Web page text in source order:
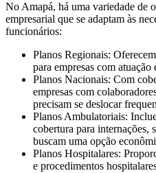
No Amapá, há uma variedade de
empresarial que se adaptam às
funcionários:
Planos Regionais:
para empresas com
Planos Nacionais: Com
empresas com
precisam se deslocar
Planos Ambulatoriais:
cobertura para internações,
buscam uma opção
Planos Hospitalares:
e procedimentos